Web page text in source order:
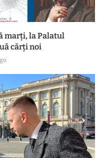
marți, la Palatul
cărți noi